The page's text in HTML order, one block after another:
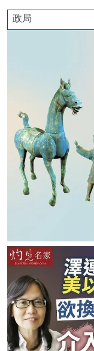
政局